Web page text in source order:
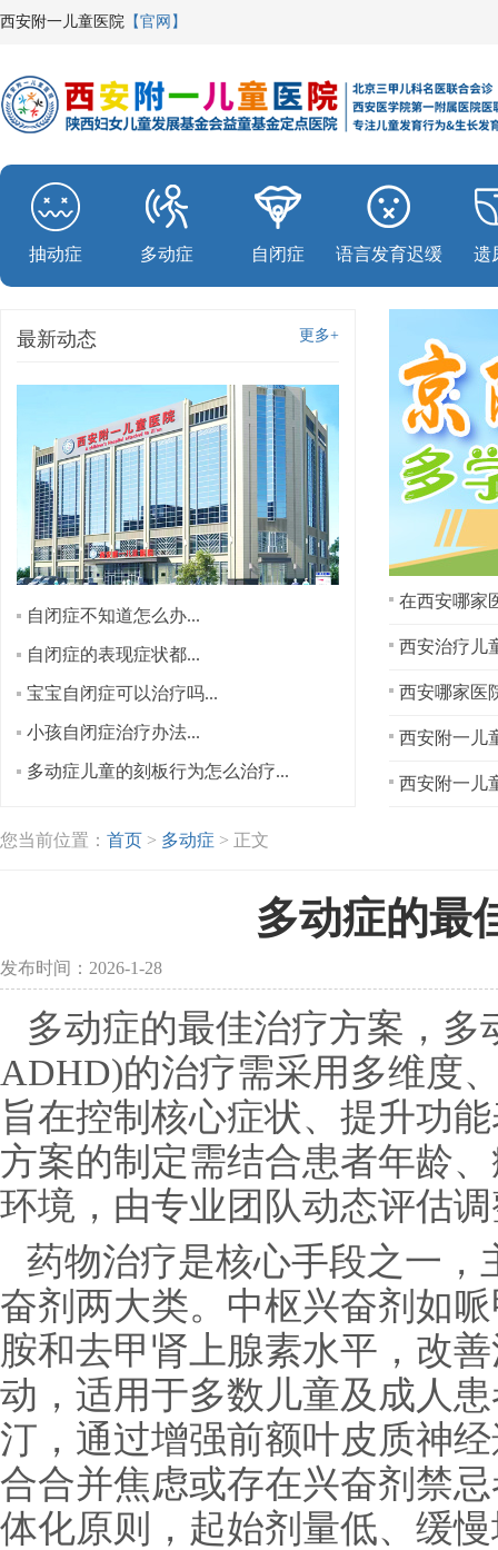
西安附一儿童医院 【官网】
抽动症 多动症 自闭症 语言发育迟缓 遗
更多+
最新动态
自闭症不知道怎么办...
自闭症的表现症状都...
宝宝自闭症可以治疗吗...
小孩自闭症治疗办法...
多动症儿童的刻板行为怎么治疗...
在西安哪家
西安治疗儿
西安附一儿
西安附一儿
您当前位置： 首页 > 多动症 > 正文
多动症的最
发布时间：2026-1-28
多动症的最佳治疗方案，
ADHD)的治疗需采用多维度
旨在控制核心症状、提升功
方案的制定需结合患者年龄
环境，由专业团队动态评估
药物治疗是核心手段之一
奋剂两大类。中枢兴奋剂如
胺和去甲肾上腺素水平，改
动，适用于多数儿童及成人
汀，通过增强前额叶皮质神
合合并焦虑或存在兴奋剂禁
体化原则，起始剂量低、缓